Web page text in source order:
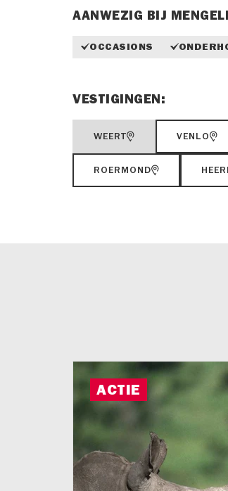
AANWEZIG BIJ
OCCASIONS
VESTIGINGEN:
WEERT VENLO
ROERMOND
ACTIE